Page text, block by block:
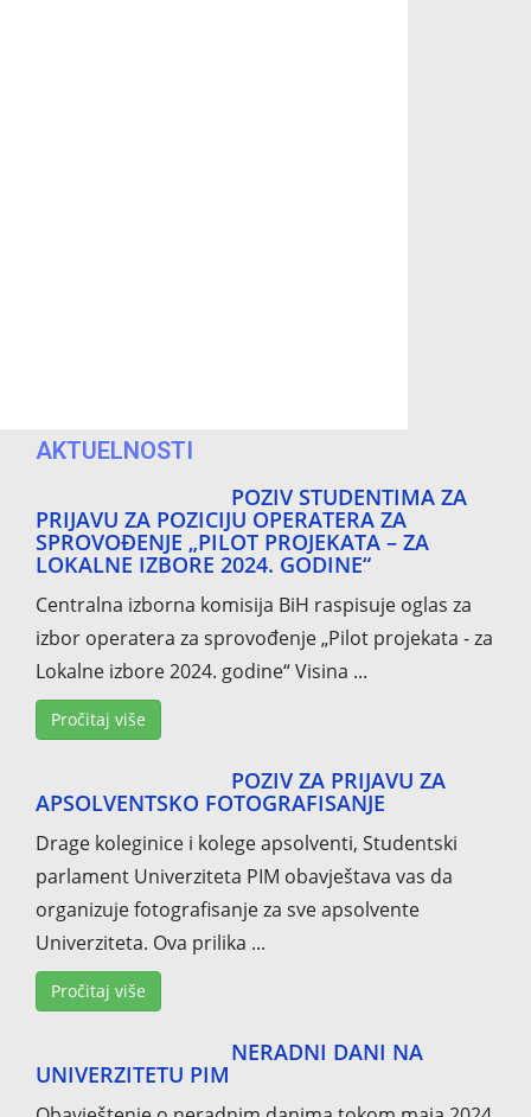
AKTUELNOSTI
POZIV STUDENTIMA ZA
PRIJAVU ZA POZICIJU OPERATERA ZA
SPROVOĐENJE „PILOT PROJEKATA – ZA
LOKALNE IZBORE 2024. GODINE“
Centralna izborna komisija BiH raspisuje oglas za
izbor operatera za sprovođenje „Pilot projekata - za
Lokalne izbore 2024. godine“ Visina ...
Pročitaj više
POZIV ZA PRIJAVU ZA
APSOLVENTSKO FOTOGRAFISANJE
Drage koleginice i kolege apsolventi, Studentski
parlament Univerziteta PIM obavještava vas da
organizuje fotografisanje za sve apsolvente
Univerziteta. Ova prilika ...
Pročitaj više
NERADNI DANI NA
UNIVERZITETU PIM